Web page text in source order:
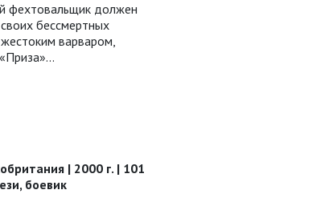
фехтовальщик должен
бессмертных
варваром,
| 2000 г. | 101
боевик